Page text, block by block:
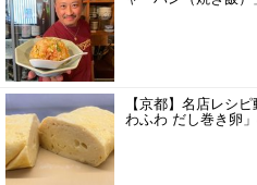
【京都】名店レシ
わふわ だし巻き卵